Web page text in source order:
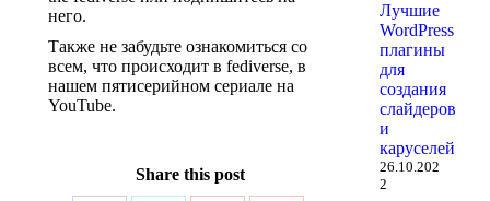
него.
Также не забудьте ознакомиться со
всем, что происходит в fediverse, в
нашем пятисерийном сериале на
YouTube.
Share this post
Лучшие
WordPress
плагины
для
создания
слайдеров
и
каруселей
26.10.202
2